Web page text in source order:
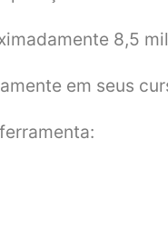
8,5
em seus